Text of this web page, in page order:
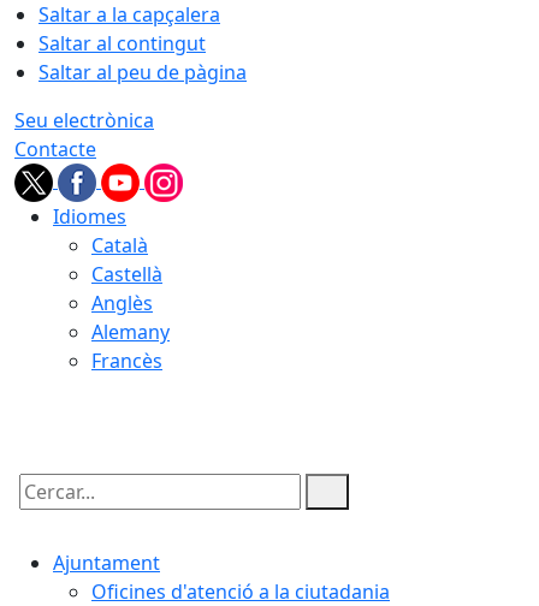
Saltar a la capçalera
Saltar al contingut
Saltar al peu de pàgina
Seu electrònica
Contacte
Idiomes
Català
Castellà
Anglès
Alemany
Francès
Cercar:
Ajuntament
Oficines d'atenció a la ciutadania